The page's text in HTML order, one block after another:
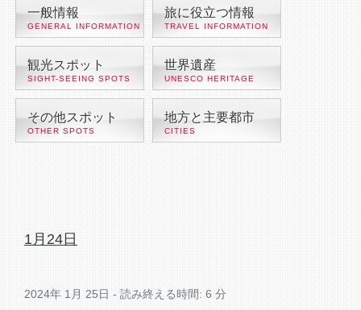
一般情報
GENERAL INFORMATION
旅に役立つ情報
TRAVEL INFORMATION
観光スポット
SIGHT-SEEING SPOTS
世界遺産
UNESCO HERITAGE
その他スポット
OTHER SPOTS
地方と主要都市
CITIES
1月24日
2024年 1月 25日 - 読み終える時間: 6 分